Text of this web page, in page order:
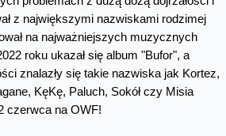
z największymi nazwiskami rodzimej
na najważniejszych muzycznych
roku ukazał się album "Bufor", a
znalazły się takie nazwiska jak Kortez,
KęKę, Paluch, Sokół czy Misia
czerwca na OWF!